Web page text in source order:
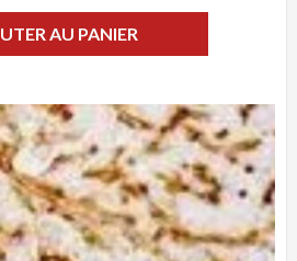
AU PANIER